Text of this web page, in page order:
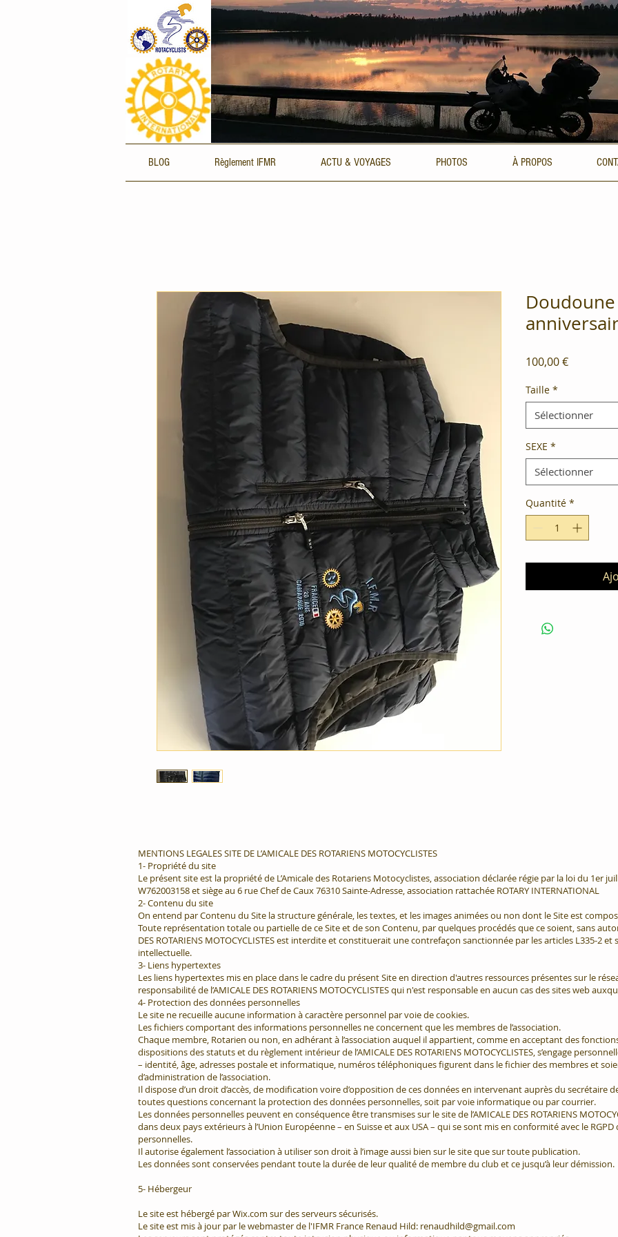
BLOG Règlement IFMR ACTU & VOYAGES PHOTOS À PROPOS
100,00 €Prix
Taille *
Sélectionner
SEXE *
Sélectionner
Quantité *
MENTIONS LEGALES SITE DE L’AMICALE DES ROTARIENS MOTOCYCLISTES
1- Propriété du site
Le présent site est la propriété de L’Amicale des Rotariens Motocyclistes, association déclarée régie par la loi du 1er
W762003158 et siège au 6 rue Chef de Caux 76310 Sainte-Adresse, association rattachée ROTARY INTERNATIONAL
2- Contenu du site
On entend par Contenu du Site la structure générale, les textes, et les images animées ou non dont le Site est
Toute représentation totale ou partielle de ce Site et de son Contenu, par quelques procédés que ce soient, sans
DES ROTARIENS MOTOCYCLISTES est interdite et constituerait une contrefaçon sanctionnée par les articles L335-2
intellectuelle.
3- Liens hypertextes
Les liens hypertextes mis en place dans le cadre du présent Site en direction d'autres ressources présentes sur le
responsabilité de l’AMICALE DES ROTARIENS MOTOCYCLISTES qui n'est responsable en aucun cas des sites web
4- Protection des données personnelles
Le site ne recueille aucune information à caractère personnel par voie de cookies.
Les fichiers comportant des informations personnelles ne concernent que les membres de l’association.
Chaque membre, Rotarien ou non, en adhérant à l’association auquel il appartient, comme en acceptant des
dispositions des statuts et du règlement intérieur de l’AMICALE DES ROTARIENS MOTOCYCLISTES, s’engage
– identité, âge, adresses postale et informatique, numéros téléphoniques figurent dans le fichier des membres et
d’administration de l’association.
Il dispose d’un droit d’accès, de modification voire d’opposition de ces données en intervenant auprès du secrétaire
toutes questions concernant la protection des données personnelles, soit par voie informatique ou par courrier.
Les données personnelles peuvent en conséquence être transmises sur le site de l’AMICALE DES ROTARIENS
dans deux pays extérieurs à l’Union Européenne – en Suisse et aux USA – qui se sont mis en conformité avec le
personnelles.
Il autorise également l’association à utiliser son droit à l’image aussi bien sur le site que sur toute publication.
Les données sont conservées pendant toute la durée de leur qualité de membre du club et ce jusqu’à leur démission.
5- Hébergeur
Le site est hébergé par Wix.com sur des serveurs sécurisés.
Le site est mis à jour par le webmaster de l'IFMR France Renaud Hild: renaudhild@gmail.com